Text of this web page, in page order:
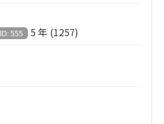
ID: 555
5 年 (1257)